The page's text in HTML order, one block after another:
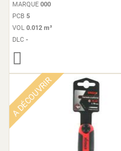
MARQUE 000
PCB 5
VOL 0.012 m³
DLC -
A DÉCOUVRIR